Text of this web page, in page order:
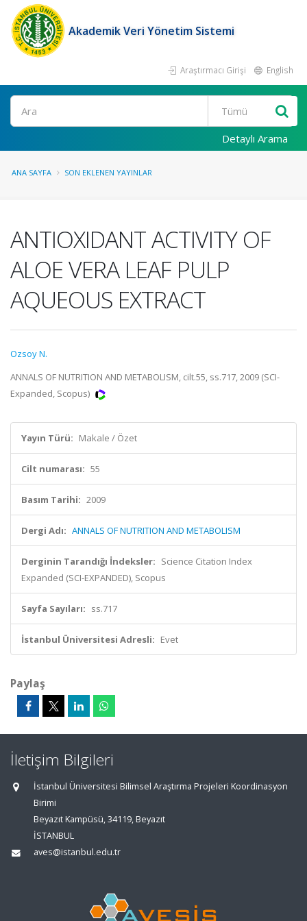
Akademik Veri Yönetim Sistemi
Araştırmacı Girişi English
Ara
Detaylı Arama
ANA SAYFA SON EKLENEN YAYINLAR
ANTIOXIDANT ACTIVITY OF
ALOE VERA LEAF PULP
AQUEOUS EXTRACT
Ozsoy N.
ANNALS OF NUTRITION AND METABOLISM, cilt.55, ss.717, 2009 (SCI-
Expanded, Scopus)
Yayın Türü: Makale / Özet
Cilt numarası: 55
Basım Tarihi: 2009
Dergi Adı: ANNALS OF NUTRITION AND METABOLISM
Derginin Tarandığı İndeksler: Science Citation Index
Expanded (SCI-EXPANDED), Scopus
Sayfa Sayıları: ss.717
İstanbul Üniversitesi Adresli: Evet
Paylaş
İletişim Bilgileri
İstanbul Üniversitesi Bilimsel Araştırma Projeleri Koordinasyon
Birimi
Beyazıt Kampüsü, 34119, Beyazıt
İSTANBUL
aves@istanbul.edu.tr